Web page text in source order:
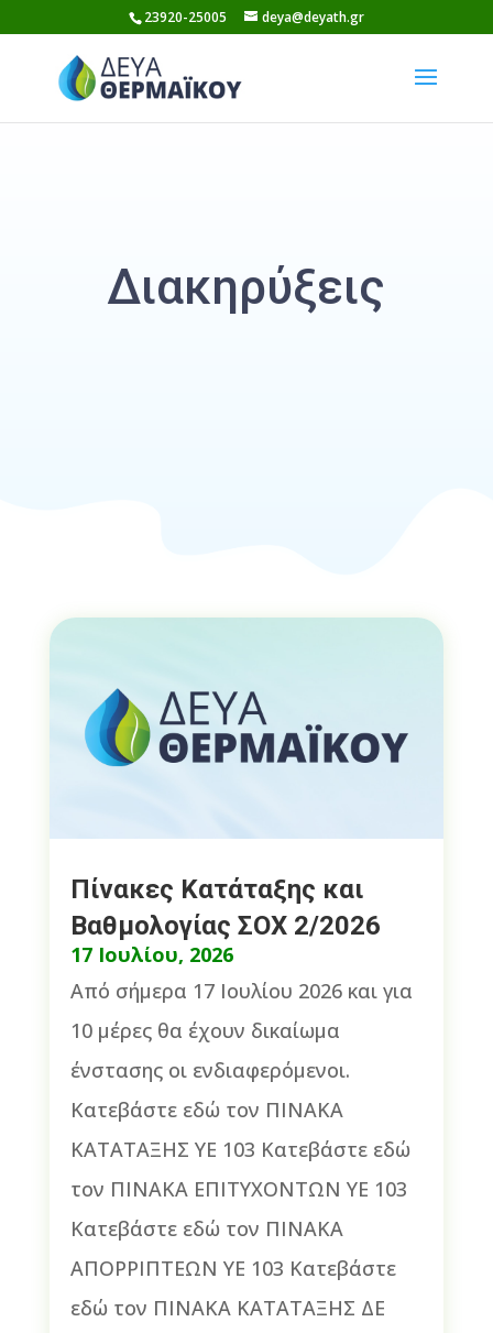
to
content
23920-25005 deya@deyath.gr
Διακηρύξεις
Πίνακες Κατάταξης και
Βαθμολογίας ΣΟΧ 2/2026
17 Ιουλίου, 2026
Από σήμερα 17 Ιουλίου 2026 και για
10 μέρες θα έχουν δικαίωμα
ένστασης οι ενδιαφερόμενοι.
Κατεβάστε εδώ τον ΠΙΝΑΚΑ
ΚΑΤΑΤΑΞΗΣ ΥΕ 103 Κατεβάστε εδώ
τον ΠΙΝΑΚΑ ΕΠΙΤΥΧΟΝΤΩΝ ΥΕ 103
Κατεβάστε εδώ τον ΠΙΝΑΚΑ
ΑΠΟΡΡΙΠΤΕΩΝ ΥΕ 103 Κατεβάστε
εδώ τον ΠΙΝΑΚΑ ΚΑΤΑΤΑΞΗΣ ΔΕ